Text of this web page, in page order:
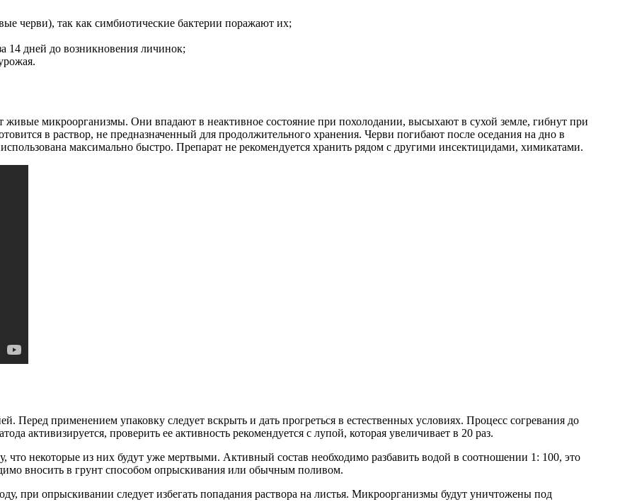
черви), так как симбиотические бактерии поражают их;
14 дней до возникновения личинок;
живые микроорганизмы. Они впадают в неактивное состояние при похолодании, высыхают в сухой земле, гибнут при
в раствор, не предназначенный для продолжительного хранения. Черви погибают после оседания на дно в
максимально быстро. Препарат не рекомендуется хранить рядом с другими инсектицидами, химикатами.
Перед применением упаковку следует вскрыть и дать прогреться в естественных условиях. Процесс согревания до
активизируется, проверить ее активность рекомендуется с лупой, которая увеличивает в 20 раз.
некоторые из них будут уже мертвыми. Активный состав необходимо разбавить водой в соотношении 1: 100, это
вносить в грунт способом опрыскивания или обычным поливом.
при опрыскивании следует избегать попадания раствора на листья. Микроорганизмы будут уничтожены под